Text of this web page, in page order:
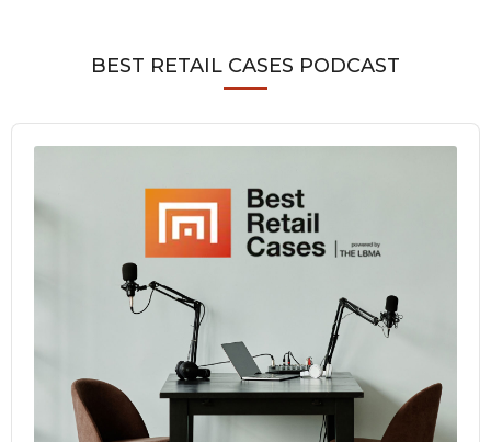
BEST RETAIL CASES PODCAST
Audio
Player